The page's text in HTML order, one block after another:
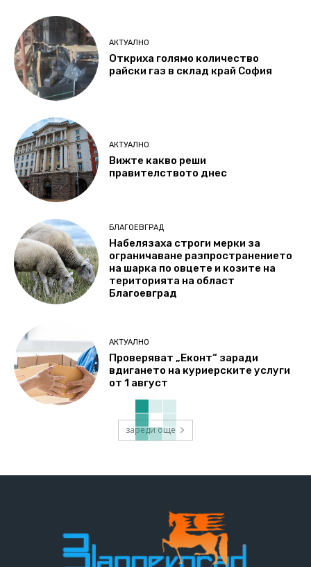
АКТУАЛНО
Откриха голямо количество
райски газ в склад край София
АКТУАЛНО
Вижте какво реши
правителството днес
БЛАГОЕВГРАД
Набелязаха строги мерки за
ограничаване разпространението
на шарка по овцете и козите на
територията на област
Благоевград
АКТУАЛНО
Проверяват „Еконт“ заради
вдигането на куриерските услуги
от 1 август
зареди още